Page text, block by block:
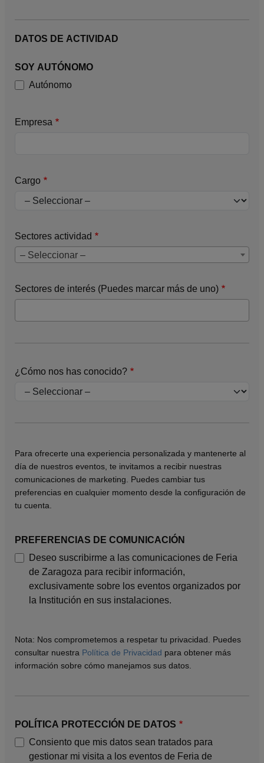
DATOS DE ACTIVIDAD
SOY AUTÓNOMO
Autónomo
Empresa
Cargo
Sectores actividad
– Seleccionar –
Sectores de interés (Puedes marcar más de uno)
¿Cómo nos has conocido?
Para ofrecerte una experiencia personalizada y mantenerte al
día de nuestros eventos, te invitamos a recibir nuestras
comunicaciones de marketing. Puedes cambiar tus
preferencias en cualquier momento desde la configuración de
tu cuenta.
PREFERENCIAS DE COMUNICACIÓN
Deseo suscribirme a las comunicaciones de Feria
de Zaragoza para recibir información,
exclusivamente sobre los eventos organizados por
la Institución en sus instalaciones.
Nota: Nos comprometemos a respetar tu privacidad. Puedes
consultar nuestra Política de Privacidad para obtener más
información sobre cómo manejamos sus datos.
POLÍTICA PROTECCIÓN DE DATOS
Consiento que mis datos sean tratados para
gestionar mi visita a los eventos de Feria de